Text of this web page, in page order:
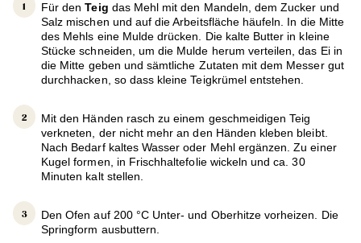
Für denTeig das Mehl mit den Mandeln, dem Zucker und
Salz mischen und auf die Arbeitsfläche häufeln. In die Mitte
des Mehls eine Mulde drücken. Die kalte Butter in kleine
Stücke schneiden, um die Mulde herum verteilen, das Ei in
die Mitte geben und sämtliche Zutaten mit dem Messer gut
durchhacken, so dass kleine Teigkrümel entstehen.
Mit den Händen rasch zu einem geschmeidigen Teig
verkneten, der nicht mehr an den Händen kleben bleibt.
Nach Bedarf kaltes Wasser oder Mehl ergänzen. Zu einer
Kugel formen, in Frischhaltefolie wickeln und ca. 30
Minuten kalt stellen.
Den Ofen auf 200 °C Unter- und Oberhitze vorheizen. Die
Springform ausbuttern.